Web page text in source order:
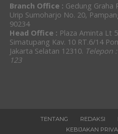
Branch Office : Gedung Graha
Urip Sumoharjo No. 20,
90234
Head Office : Plaza Aminta Lt
Simatupang Kav. 10 RT.6/14
Jakarta Selatan 12310. Telepon
123
TENTANG REDAKSI
KEBIJAKAN